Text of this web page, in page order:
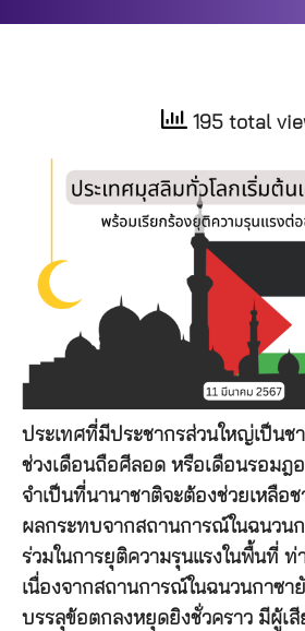
195 total
ประเทศที่มีประชากรส่วนใหญ่เป็นช
ช่วงเดือนถือศีลอด หรือเดือนรอมฎ
จำเป็นที่นานาชาติจะต้องช่วยเหลือ
ผลกระทบจากสถานการณ์ในฉนวน
ร่วมในการยุติความรุนแรงในพื้นที่
เนื่องจากสถานการณ์ในฉนวนกาซา
บรรลุข้อตกลงหยุดยิงชั่วคราว มีผู้เ